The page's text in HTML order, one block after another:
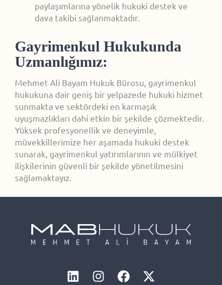
paylaşımlarına yönelik hukuki destek ve
dava takibi sağlanmaktadır.
Gayrimenkul Hukukunda
Uzmanlığımız:
Mehmet Ali Bayam Hukuk Bürosu, gayrimenkul
hukukuna dair geniş bir yelpazede hukuki hizmet
sunmakta ve sektördeki en karmaşık
uyuşmazlıkları dahi etkin bir şekilde çözmektedir.
Yüksek profesyonellik ve deneyimle,
müvekkillerimize her aşamada hukuki destek
sunarak, gayrimenkul yatırımlarının ve mülkiyet
ilişkilerinin güvenli bir şekilde yönetilmesini
sağlamaktayız.